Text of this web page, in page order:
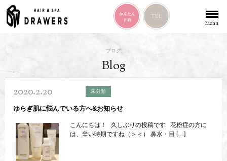
Menu
ブログ
Blog
2020.2.20 未分類
ゆらぎ肌に悩んでいる方へ&お知らせ
こんにちは！ 久しぶりの投稿です 花粉症の方に
は、辛い時期ですね（＞＜） 鼻水・目 […]